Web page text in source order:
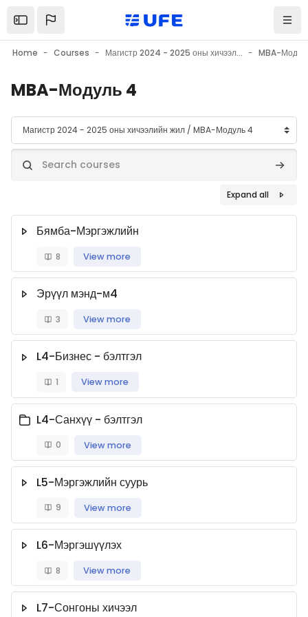
Home Courses Магистр 2024 - 2025 оны хичээлийн жил MBA-
MBA-Модуль 4
Course categories
Search courses
Expand all
Бямба-Мэргэжлийн
8 View more
Эрүүл мэнд-м4
3 View more
L4-Бизнес - бэлтгэл
1 View more
L4-Санхүү - бэлтгэл
0 View more
L5-Мэргэжлийн суурь
9 View more
L6-Мэргэшүүлэх
8 View more
L7-Сонгоны хичээл